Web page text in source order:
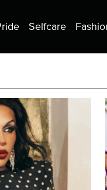
Selfcare